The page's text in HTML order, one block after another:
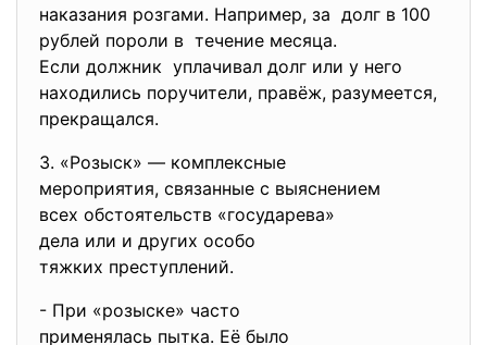
наказания розгами. Например, за долг в 100
рублей пороли в течение месяца.
Если должник уплачивал долг или у него
находились поручители, правёж, разумеется,
прекращался.
3. «Розыск» — комплексные
мероприятия, связанные с выяснением
всех обстоятельств «государева»
дела или и других особо
тяжких преступлений.
- При «розыске» часто
применялась пытка. Её было